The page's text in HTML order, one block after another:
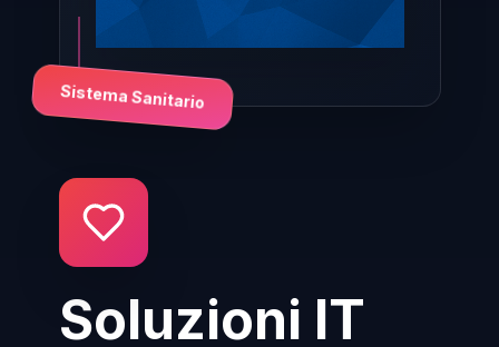
Soluzioni IT
Sistema Sanitario